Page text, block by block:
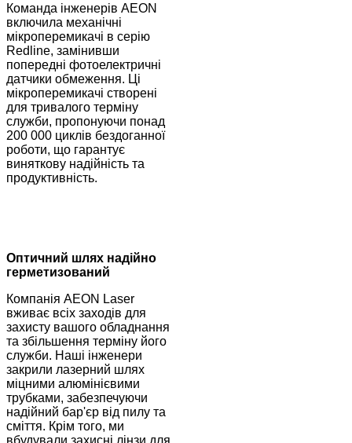
Команда інженерів AEON
включила механічні
мікроперемикачі в серію
Redline, замінивши
попередні фотоелектричні
датчики обмеження. Ці
мікроперемикачі створені
для тривалого терміну
служби, пропонуючи понад
200 000 циклів бездоганної
роботи, що гарантує
виняткову надійність та
продуктивність.
Оптичний шлях надійно
герметизований
Компанія AEON Laser
вживає всіх заходів для
захисту вашого обладнання
та збільшення терміну його
служби. Наші інженери
закрили лазерний шлях
міцними алюмінієвими
трубками, забезпечуючи
надійний бар'єр від пилу та
сміття. Крім того, ми
вбудували захисні лінзи для